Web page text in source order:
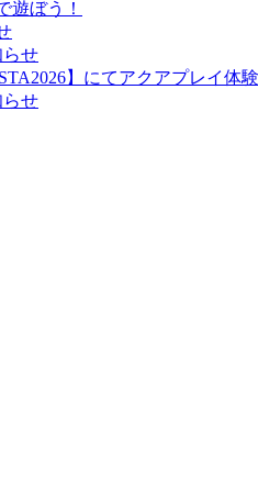
遊ぼう！
せ
】にてアクアプレイ体験
らせ